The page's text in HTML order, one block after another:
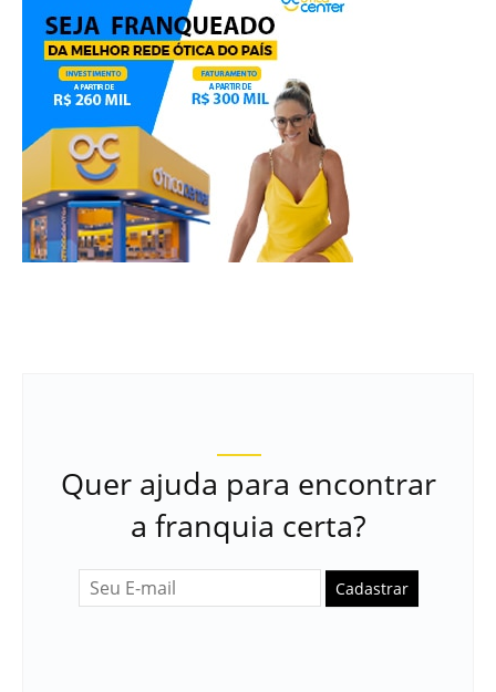
Quer ajuda para encontrar
a franquia certa?
Cadastrar